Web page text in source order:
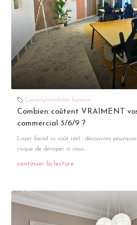
Conseils, Immobilier bureaux
Combien coûtent VRAIMENT
commercial 3/6/9 ?
Loyer facial vs coût réel : découvrez
risque de déraper si vous...
continuer la lecture